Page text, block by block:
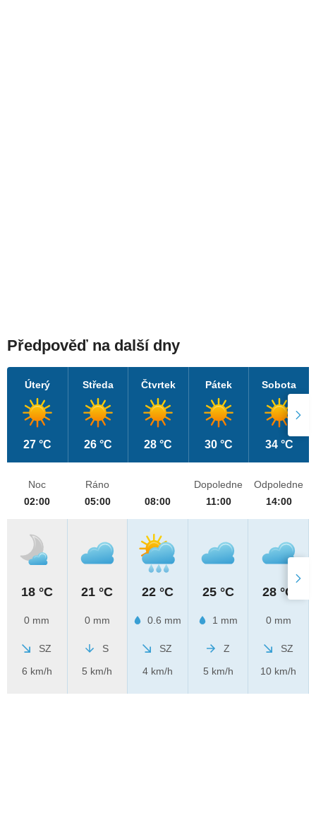
Předpověď na další dny
Úterý
27 °C
Středa
26 °C
Čtvrtek
28 °C
Pátek
30 °C
Sobota
34 °C
Noc
02:00
18 °C
0 mm
SZ
6 km/h
Ráno
05:00
21 °C
0 mm
S
5 km/h
08:00
22 °C
0.6 mm
SZ
4 km/h
Dopoledne
11:00
25 °C
1 mm
Z
5 km/h
Odpoledne
14:00
28 °C
0 mm
SZ
10 km/h